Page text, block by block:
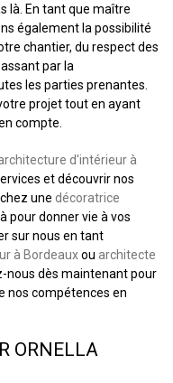
là. En tant que maître
également la possibilité
chantier, du respect des
par la
les parties prenantes.
projet tout en ayant
compte.
d'intérieur à
et découvrir nos
une décoratrice
pour donner vie à vos
sur nous en tant
à Bordeauxou architecte
nous dès maintenant pour
nos compétences en
ORNELLA